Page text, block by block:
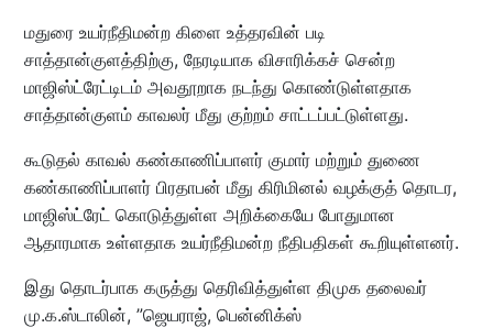
மதுரை உயர்நீதிமன்ற கிளை உத்தரவின் படி
சாத்தான்குளத்திற்கு, நேரடியாக விசாரிக்கச் சென்ற
மாஜிஸ்ட்ரேட்டிடம் அவதூறாக நடந்து கொண்டுள்ளதாக
சாத்தான்குளம் காவலர் மீது குற்றம் சாட்டப்பட்டுள்ளது.
கூடுதல் காவல் கண்காணிப்பாளர் குமார் மற்றும் துணை
கண்காணிப்பாளர் பிரதாபன் மீது கிரிமினல் வழக்குத் தொடர,
மாஜிஸ்ட்ரேட் கொடுத்துள்ள அறிக்கையே போதுமான
ஆதாரமாக உள்ளதாக உயர்நீதிமன்ற நீதிபதிகள் கூறியுள்ளனர்.
இது தொடர்பாக கருத்து தெரிவித்துள்ள திமுக தலைவர்
மு.க.ஸ்டாலின், ”ஜெயராஜ், பென்னிக்ஸ்